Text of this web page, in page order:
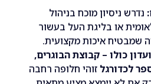
מוכח בניהול
העל בעשור
מקצועית.
הבוגרים,
זוהי חלופה רחבה